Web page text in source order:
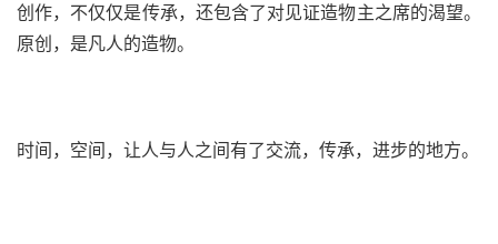
创作，不仅仅是传承，还包含了对见证造物主之席的渴望。
原创，是凡人的造物。
时间，空间，让人与人之间有了交流，传承，进步的地方。